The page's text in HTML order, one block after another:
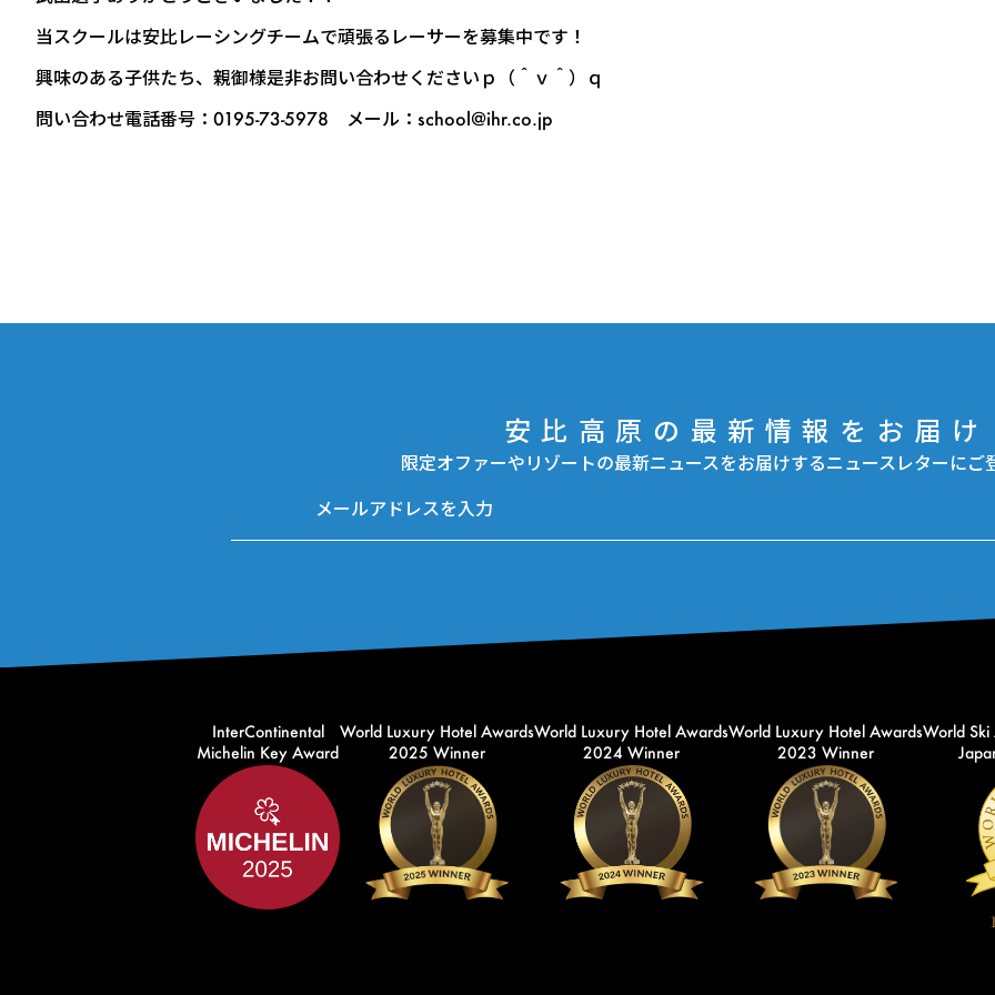
当スクールは安比レーシングチームで頑張るレーサーを募集中です！
興味のある子供たち、親御様是非お問い合わせくださいｐ（＾ｖ＾）ｑ
問い合わせ電話番号：0195-73-5978 メール：school@ihr.co.jp
安比高原の最新情報をお届け
限定オファーやリゾートの最新ニュースをお届けするニュースレターにご
InterContinental
Michelin Key Award
World Luxury Hotel Awards
2025 Winner
World Luxury Hotel Awards
2024 Winner
World Luxury Hotel Awards
2023 Winner
World